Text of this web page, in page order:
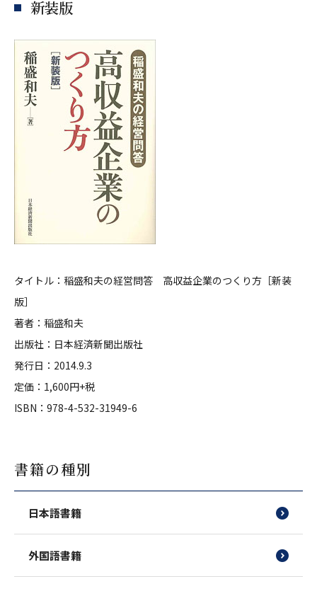
新装版
タイトル：稲盛和夫の経営問答 高収益企業のつくり方［新装
版］
著者：稲盛和夫
出版社：日本経済新聞出版社
発行日：2014.9.3
定価：1,600円+税
ISBN：978-4-532-31949-6
書籍の種別
日本語書籍
外国語書籍